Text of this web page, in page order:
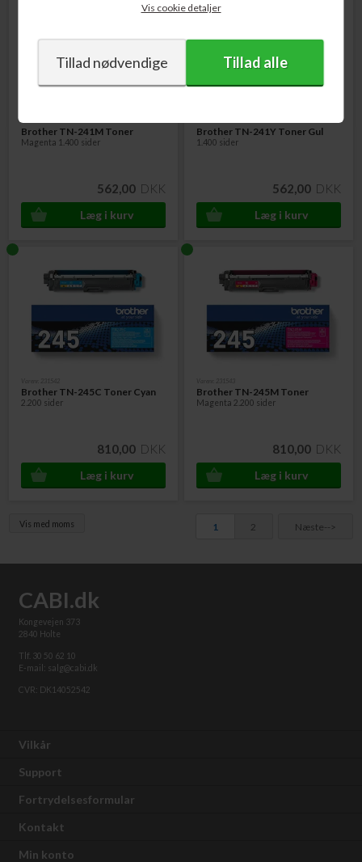
Vis cookie detaljer
Varenr. 231540
Brother TN-241M Toner
Magenta 1.400 sider
562,00 DKK
Brother TN-241Y Toner Gul
1.400 sider
562,00 DKK
Brother TN-245C Toner Cyan
2.200 sider
810,00 DKK
Brother TN-245M Toner
Magenta 2.200 sider
810,00 DKK
Vis med moms 1 2 Næste-->
CABI.dk
Kongevejen 373
2840 Holte
Tlf. 30 50 62 10
E-mail: salg@cabi.dk
CVR: DK14052542
Vilkår
Support
Fortrydelsesformular
Kontakt
Min konto